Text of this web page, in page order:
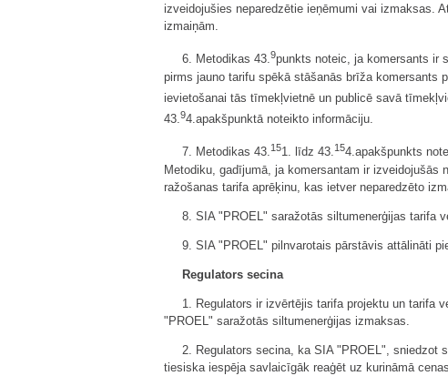
izveidojušies neparedzētie ieņēmumi vai izmaksas.
izmaiņām.
6. Metodikas 43.9punkts noteic, ja komersants ir
pirms jauno tarifu spēkā stāšanās brīža komersants
ievietošanai tās tīmekļvietnē un publicē savā
43.94.apakšpunktā noteikto informāciju.
7. Metodikas 43.151. līdz 43.154.apakšpunkts
Metodiku, gadījumā, ja komersantam ir izveidojušās
ražošanas tarifa aprēķinu, kas ietver neparedzēto
8. SIA "PROEL" saražotās siltumenerģijas tarifa
9. SIA "PROEL" pilnvarotais pārstāvis attālināti
Regulators secina
1. Regulators ir izvērtējis tarifa projektu un tarifa
"PROEL" saražotās siltumenerģijas izmaksas.
2. Regulators secina, ka SIA "PROEL", sniedzot
tiesiska iespēja savlaicīgāk reaģēt uz kurināmā